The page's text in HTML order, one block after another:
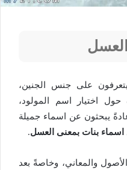
يتعرفون على جنس الجنين،
حول اختيار اسم المولود،
يبحثون عن اسماء جميلة
اسماء بنات بمعنى العسل.
والمعاني، وخاصةً بعد